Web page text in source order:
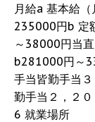
月給a 基本給
235000円b 定
～38000円当
b281000円～
手当皆勤手当
勤手当２，２
6 就業場所